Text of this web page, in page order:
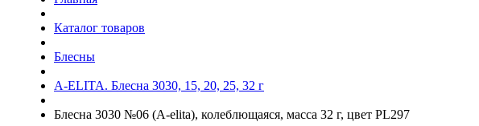
Каталог товаров
Блесны
A-ELITA. Блесна 3030, 15, 20, 25, 32 г
Блесна 3030 №06 (А-elita), колеблющаяся, масса 32 г, цвет PL297